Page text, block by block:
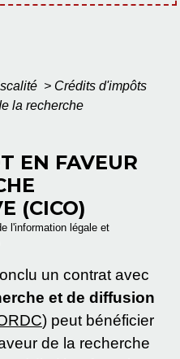
> Crédits d'impôts
la recherche
EN FAVEUR
(CICO)
l'information légale et
un contrat avec
et de diffusion
) peut bénéficier
de la recherche